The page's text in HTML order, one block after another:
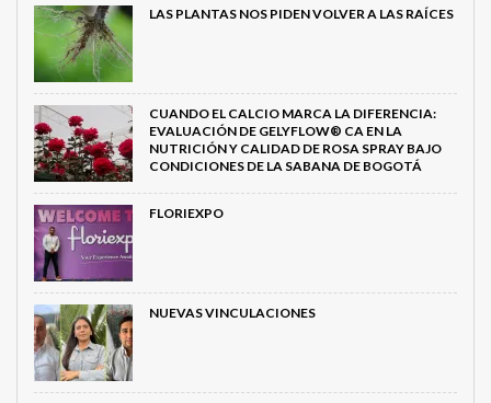
LAS PLANTAS NOS PIDEN VOLVER A LAS RAÍCES
CUANDO EL CALCIO MARCA LA DIFERENCIA:
EVALUACIÓN DE GELYFLOW® CA EN LA
NUTRICIÓN Y CALIDAD DE ROSA SPRAY BAJO
CONDICIONES DE LA SABANA DE BOGOTÁ
FLORIEXPO
NUEVAS VINCULACIONES